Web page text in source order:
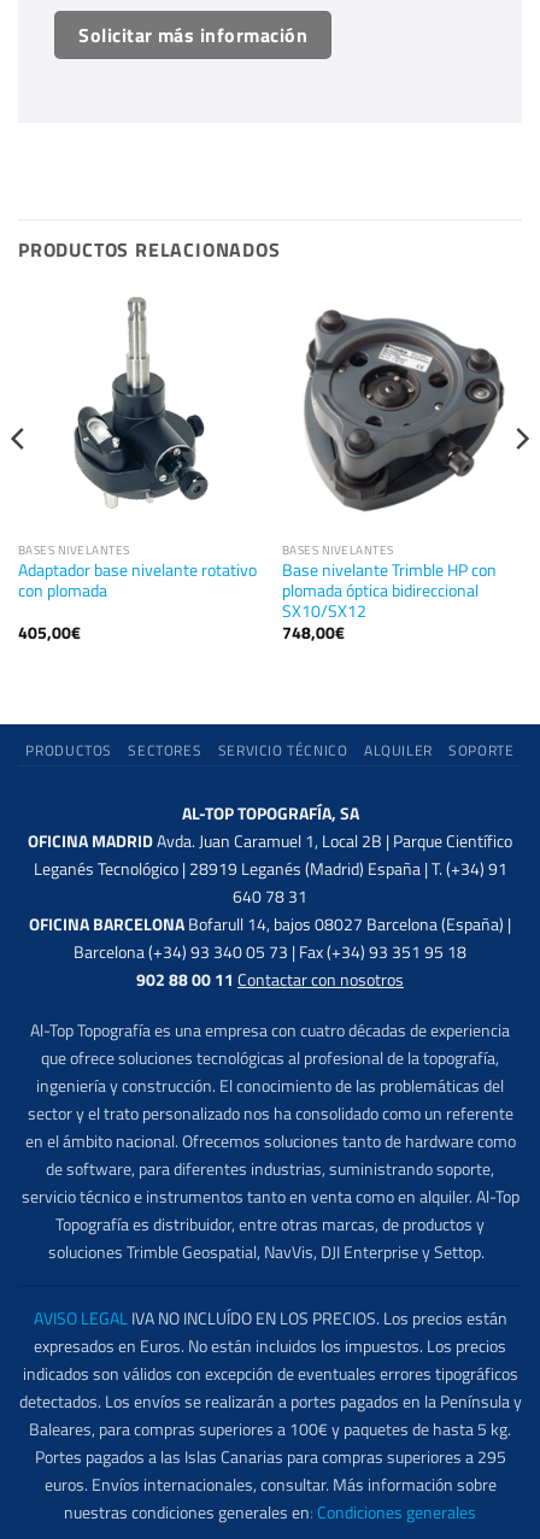
Solicitar más información
PRODUCTOS RELACIONADOS
BASES NIVELANTES
Adaptador base nivelante rotativo
con plomada
405,00€
BASES NIVELANTES
Base nivelante Trimble HP con
plomada óptica bidireccional
SX10/SX12
748,00€
PRODUCTOS SECTORES SERVICIO TÉCNICO ALQUILER SOPORTE
AL-TOP TOPOGRAFÍA, SA
OFICINA MADRIDAvda. Juan Caramuel 1, Local 2B | Parque Científico
Leganés Tecnológico | 28919 Leganés (Madrid) España | T. (+34) 91
640 78 31
OFICINA BARCELONABofarull 14, bajos 08027 Barcelona (España) |
Barcelona (+34) 93 340 05 73 | Fax (+34) 93 351 95 18
902 88 00 11 Contactar con nosotros
Al-Top Topografía es una empresa con cuatro décadas de experiencia
que ofrece soluciones tecnológicas al profesional de la topografía,
ingeniería y construcción. El conocimiento de las problemáticas del
sector y el trato personalizado nos ha consolidado como un referente
en el ámbito nacional. Ofrecemos soluciones tanto de hardware como
de software, para diferentes industrias, suministrando soporte,
servicio técnico e instrumentos tanto en venta como en alquiler. Al-Top
Topografía es distribuidor, entre otras marcas, de productos y
soluciones Trimble Geospatial, NavVis, DJI Enterprise y Settop.
AVISO LEGALIVA NO INCLUÍDO EN LOS PRECIOS. Los precios están
expresados en Euros. No están incluidos los impuestos. Los precios
indicados son válidos con excepción de eventuales errores tipográficos
detectados. Los envíos se realizarán a portes pagados en la Península y
Baleares, para compras superiores a 100€ y paquetes de hasta 5 kg.
Portes pagados a las Islas Canarias para compras superiores a 295
euros. Envíos internacionales, consultar. Más información sobre
nuestras condiciones generales en: Condiciones generales